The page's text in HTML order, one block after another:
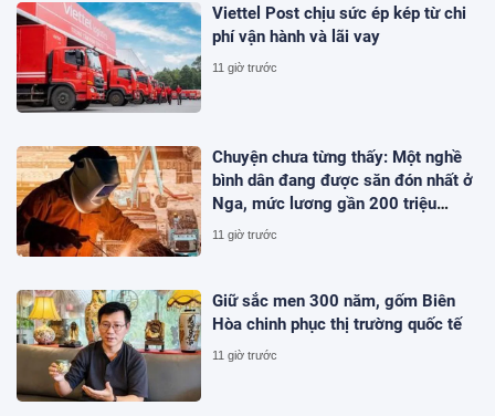
Viettel Post chịu sức ép kép từ chi
phí vận hành và lãi vay
11 giờ trước
Chuyện chưa từng thấy: Một nghề
bình dân đang được săn đón nhất ở
Nga, mức lương gần 200 triệu
đồng/tháng
11 giờ trước
Giữ sắc men 300 năm, gốm Biên
Hòa chinh phục thị trường quốc tế
11 giờ trước